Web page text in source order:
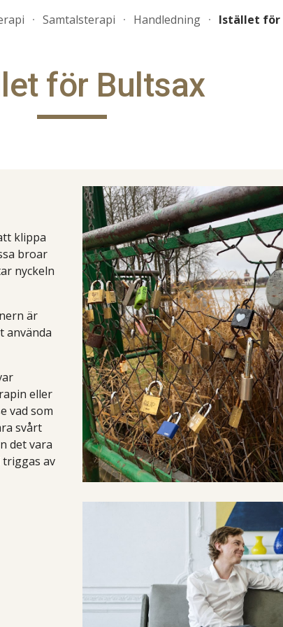
Skip to navigation
Samtalsterapi Handledning Istället för
för Bultsax
klippa
broar
nyckeln
är
använda
eller
vad som
svårt
det vara
av